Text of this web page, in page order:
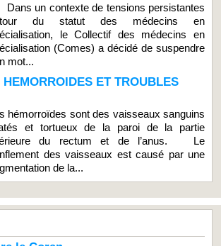
un contexte de tensions persistantes
du statut des médecins en
le Collectif des médecins en
(Comes) a décidé de suspendre
mot...
ET TROUBLES
hémorroïdes sont des vaisseaux sanguins
et tortueux de la paroi de la partie
du rectum et de l’anus. Le
des vaisseaux est causé par une
de la...